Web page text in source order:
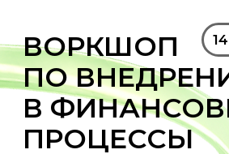
На базе ПАО КБ
«Центр-инвест»
ПО ВНЕДРЕНИЮ ИИ
В ФИНАНСОВЫЕ
ПРОЦЕССЫ